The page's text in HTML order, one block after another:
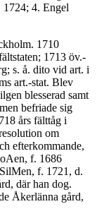
4. Engel
1710
1713 öv.-
s. å. dito vid art. i
art.-stat. Blev
blesserad samt
befriade sig
års fälttåg i
om
efterkommande,
f. 1686
f. 1721, d.
där han dog.
Åkerlänna gård,